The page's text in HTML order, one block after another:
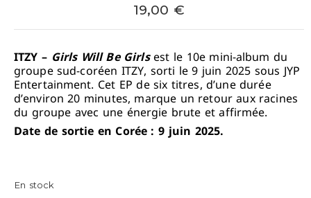
19,00 €
ITZY – Girls Will Be Girlsest le 10e mini-album du
groupe sud-coréen ITZY, sorti le 9 juin 2025 sous JYP
Entertainment. Cet EP de six titres, d’une durée
d’environ 20 minutes, marque un retour aux racines
du groupe avec une énergie brute et affirmée.
Date de sortie en Corée : 9 juin 2025.
En stock